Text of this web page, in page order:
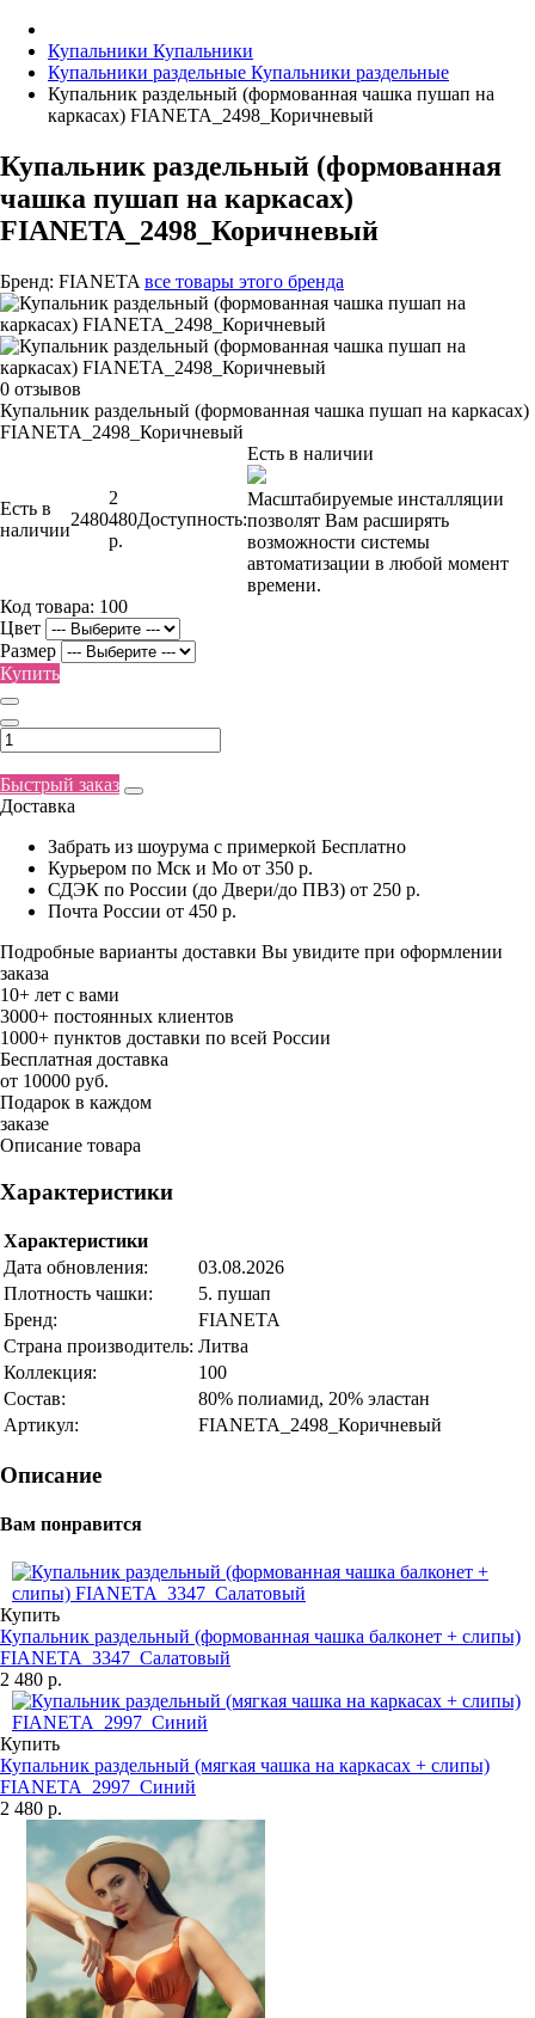
Купальники Купальники
Купальники раздельные Купальники раздельные
Купальник раздельный (формованная чашка пушап на
каркасах) FIANETA_2498_Коричневый
Купальник раздельный (формованная
чашка пушап на каркасах)
FIANETA_2498_Коричневый
Бренд: FIANETA все товары этого бренда
0 отзывов
Купальник раздельный (формованная чашка пушап на каркасах)
FIANETA_2498_Коричневый
Есть в
наличии
2480
2
480
р.
Доступность:
Есть в наличии
Масштабируемые инсталляции
позволят Вам расширять
возможности системы
автоматизации в любой момент
времени.
Код товара: 100
Цвет
Размер
Купить
Быстрый заказ
Доставка
Забрать из шоурума с примеркой Бесплатно
Курьером по Мск и Мо от 350 р.
СДЭК по России (до Двери/до ПВЗ) от 250 р.
Почта России от 450 р.
Подробные варианты доставки Вы увидите при оформлении
заказа
10+ лет с вами
3000+ постоянных клиентов
1000+ пунктов доставки по всей России
Бесплатная доставка
от 10000 руб.
Подарок в каждом
заказе
Описание товара
Характеристики
Характеристики
Дата обновления:
03.08.2026
Плотность чашки:
5. пушап
Бренд:
FIANETA
Страна производитель: Литва
Коллекция:
100
Состав:
80% полиамид, 20% эластан
Артикул:
FIANETA_2498_Коричневый
Описание
Вам понравится
Купить
Купальник раздельный (формованная чашка балконет + слипы)
FIANETA_3347_Салатовый
2 480 р.
Купить
Купальник раздельный (мягкая чашка на каркасах + слипы)
FIANETA_2997_Синий
2 480 р.